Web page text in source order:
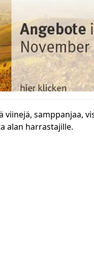
samppanjaa,
alan harrastajille.